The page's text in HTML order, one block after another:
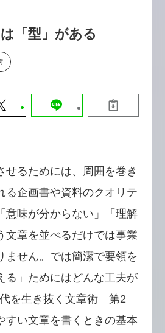
【9/30開催】AIで何でもできる時
代に、なぜ「DX人財」というキ
ャリアが求められるのか
「型」がある
せるためには、周囲を巻き
る企画書や資料のクオリテ
意味が分からない」「理解
文章を並べるだけでは事業
ません。では簡潔で要領を
る」ためにはどんな工夫が
を生き抜く文章術 第2
すい文章を書くときの基本